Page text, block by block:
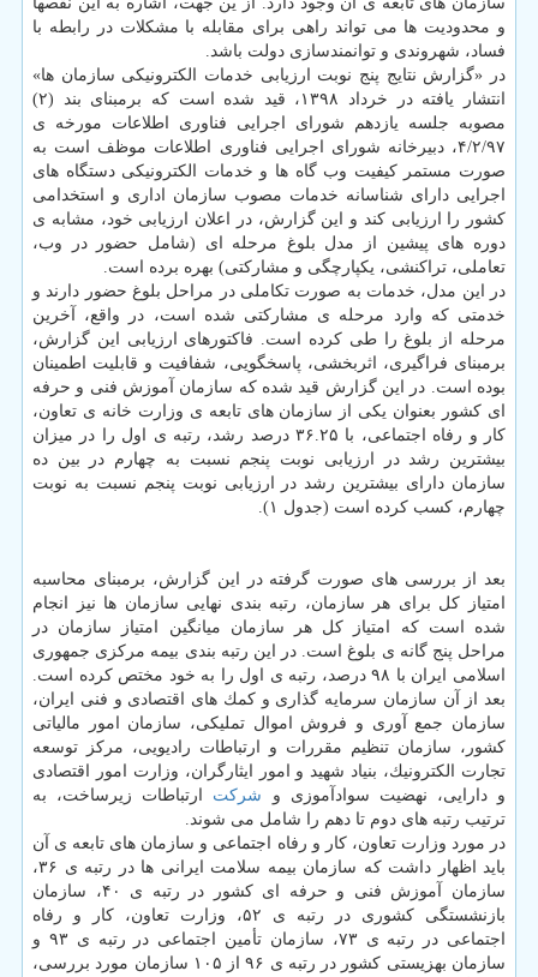
و محدودیت ها می تواند راهی برای مقابله با مشكلات در رابطه با
فساد، شهروندی و توانمندسازی دولت باشد.
در «گزارش نتایج پنج نوبت ارزیابی خدمات الكترونیكی سازمان ها»
انتشار یافته در خرداد ۱۳۹۸، قید شده است كه برمبنای بند (۲)
مصوبه جلسه یازدهم شورای اجرایی فناوری اطلاعات مورخه ی
۴/۲/۹۷، دبیرخانه شورای اجرایی فناوری اطلاعات موظف است به
صورت مستمر كیفیت وب گاه ها و خدمات الكترونیكی دستگاه های
اجرایی دارای شناسانه خدمات مصوب سازمان اداری و استخدامی
كشور را ارزیابی كند و این گزارش، در اعلان ارزیابی خود، مشابه ی
دوره های پیشین از مدل بلوغ مرحله ای (شامل حضور در وب،
تعاملی، تراكنشی، یكپارچگی و مشاركتی) بهره برده است.
در این مدل، خدمات به صورت تكاملی در مراحل بلوغ حضور دارند و
خدمتی كه وارد مرحله ی مشاركتی شده است، در واقع، آخرین
مرحله از بلوغ را طی كرده است. فاكتورهای ارزیابی این گزارش،
برمبنای فراگیری، اثربخشی، پاسخگویی، شفافیت و قابلیت اطمینان
بوده است. در این گزارش قید شده كه سازمان آموزش فنی و حرفه
ای كشور بعنوان یكی از سازمان های تابعه ی وزارت خانه ی تعاون،
كار و رفاه اجتماعی، با ۳۶.۲۵ درصد رشد، رتبه ی اول را در میزان
بیشترین رشد در ارزیابی نوبت پنجم نسبت به چهارم در بین ده
سازمان دارای بیشترین رشد در ارزیابی نوبت پنجم نسبت به نوبت
چهارم، كسب كرده است (جدول ۱).
بعد از بررسی های صورت گرفته در این گزارش، برمبنای محاسبه
امتیاز كل برای هر سازمان، رتبه بندی نهایی سازمان ها نیز انجام
شده است كه امتیاز كل هر سازمان میانگین امتیاز سازمان در
مراحل پنج گانه ی بلوغ است. در این رتبه بندی بیمه مركزی جمهوری
اسلامی ایران با ۹۸ درصد، رتبه ی اول را به خود مختص كرده است.
بعد از آن سازمان سرمایه گذاری و كمك های اقتصادی و فنی ایران،
سازمان جمع آوری و فروش اموال تملیكی، سازمان امور مالیاتی
كشور، سازمان تنظیم مقررات و ارتباطات رادیویی، مركز توسعه
تجارت الكترونیك، بنیاد شهید و امور ایثارگران، وزارت امور اقتصادی
و دارایی، نهضیت سوادآموزی و شركت ارتباطات زیرساخت، به
ترتیب رتبه های دوم تا دهم را شامل می شوند.
در مورد وزارت تعاون، كار و رفاه اجتماعی و سازمان های تابعه ی آن
باید اظهار داشت كه سازمان بیمه سلامت ایرانی ها در رتبه ی ۳۶،
سازمان آموزش فنی و حرفه ای كشور در رتبه ی ۴۰، سازمان
بازنشستگی كشوری در رتبه ی ۵۲، وزارت تعاون، كار و رفاه
اجتماعی در رتبه ی ۷۳، سازمان تأمین اجتماعی در رتبه ی ۹۳ و
سازمان بهزیستی كشور در رتبه ی ۹۶ از ۱۰۵ سازمان مورد بررسی،